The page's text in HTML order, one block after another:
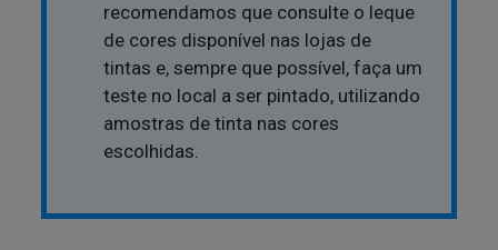
recomendamos que consulte o leque
de cores disponível nas lojas de
tintas e, sempre que possível, faça um
teste no local a ser pintado, utilizando
amostras de tinta nas cores
escolhidas.